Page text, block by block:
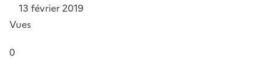
13 février 2019
Vues
0